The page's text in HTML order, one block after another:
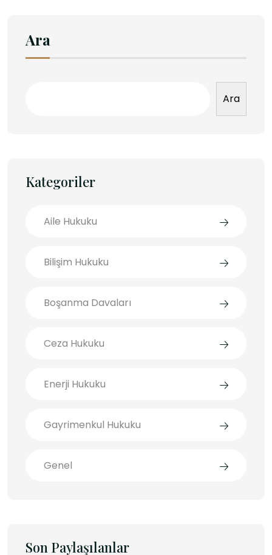
Ara
Ara
Kategoriler
Aile Hukuku
Bilişim Hukuku
Boşanma Davaları
Ceza Hukuku
Enerji Hukuku
Gayrimenkul Hukuku
Genel
Son Paylaşılanlar